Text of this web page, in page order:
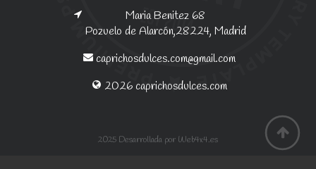
Maria Benitez 68
Pozuelo de Alarcón,28224, Madrid
caprichosdulces.com@gmail.com
2026 caprichosdulces.com
2025 Desarrollada por Web4x4.es